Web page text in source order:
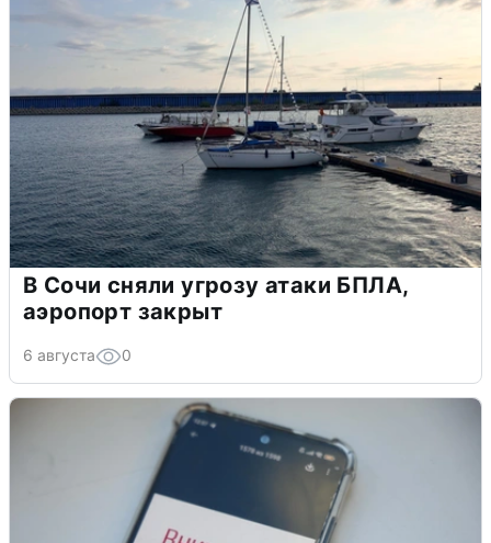
В Сочи сняли угрозу атаки БПЛА,
аэропорт закрыт
6 августа 0